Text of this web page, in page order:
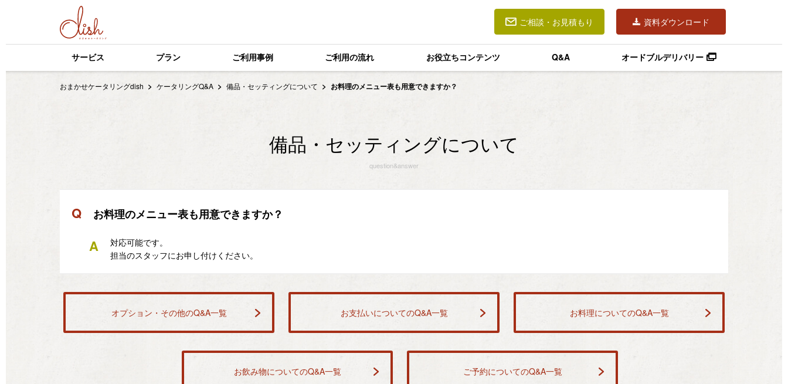
ご相談・お見積もり 資料ダウンロード
サービス プラン ご利用事例 ご利用の流れ お役立ちコンテンツ Q&A オードブルデリバリー
おまかせケータリングdish ケータリングQ&A 備品・セッティングについて お料理のメニュー表も用意できますか？
備品・セッティングについて
question&answer
Q お料理のメニュー表も用意できますか？
A
対応可能です。
担当のスタッフにお申し付けください。
オプション・その他のQ&A一覧 お支払いについてのQ&A一覧 お料理についてのQ&A一覧
お飲み物についてのQ&A一覧 ご予約についてのQ&A一覧